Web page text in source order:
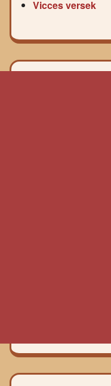
Vicces versek